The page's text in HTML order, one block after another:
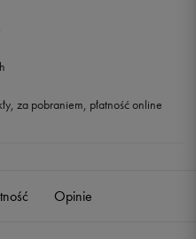
za pobraniem, płatność online
Opinie